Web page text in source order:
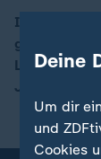
00:15
Im
getötet und
LautDeine
Um dir
und
Cookies